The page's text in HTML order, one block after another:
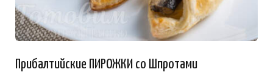
Прибалтийские ПИРОЖКИ со Шпротами